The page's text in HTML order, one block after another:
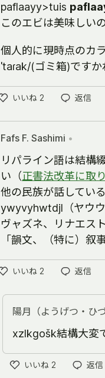
paflaayy>tuis
このエビは美味しい
個人的に現時点のカ
ˈtaɾak/(ゴミ箱)です
いいね 2
い
ね
返信
Fafs F. Sashimi •
リパライン語は結構
い（正書法改革に取
他の民族が話してい
ywyvyhwtdjl（ヤウ
ヴャズネ、リナエス
「韻文、（特に）
いいね 2
い
ね
返信
陽月（ようげつ・ひ
xzlkgošk結構大変
いいね 2
返信